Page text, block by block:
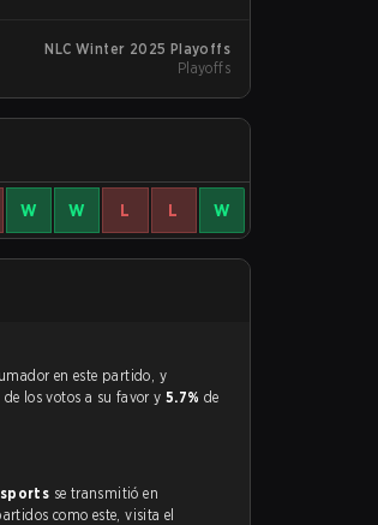
NLC Winter 2025 Playoffs
Playoffs
W W L L W
de los votos a su favor y 5.7% de
se transmitió en
como este, visita el